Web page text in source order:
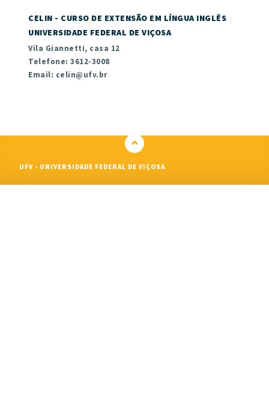
CELIN - CURSO DE EXTENSÃO EM LÍNGUA INGLÊS
UNIVERSIDADE FEDERAL DE VIÇOSA
Vila Giannetti, casa 12
Telefone: 3612-3008
Email: celin@ufv.br
UFV - UNIVERSIDADE FEDERAL DE VIÇOSA